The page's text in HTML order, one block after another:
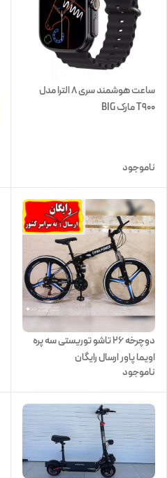
ساعت هوشمند سری ۸ الترا مدل
T900 مارک BIG
ناموجود
دوچرخه ۲۶ تاشو توریستی سه پره
اویما پاور ارسال رایگان
ناموجود